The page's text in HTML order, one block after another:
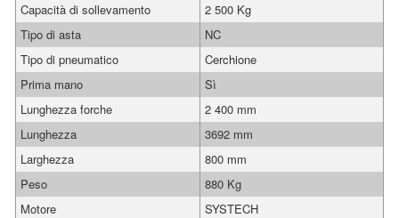
Capacità di sollevamento
2 500 Kg
Tipo di asta
NC
Tipo di pneumatico
Cerchione
Prima mano
Sì
Lunghezza forche
2 400 mm
Lunghezza
3692 mm
Larghezza
800 mm
Peso
880 Kg
Motore
SYSTECH